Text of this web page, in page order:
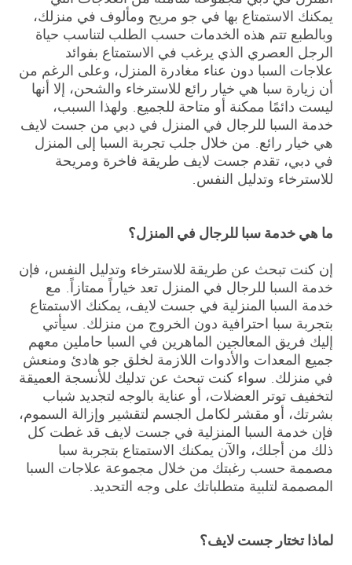
يمكنك الاستمتاع بها في جو مريح ومألوف في منزلك،
وبالطبع تتم هذه الخدمات حسب الطلب لتناسب حياة
الرجل العصري الذي يرغب في الاستمتاع بفوائد
علاجات السبا دون عناء مغادرة المنزل، وعلى الرغم من
أن زيارة سبا هي خيار رائع للاسترخاء والشحن، إلا أنها
ليست دائمًا ممكنة أو متاحة للجميع. ولهذا السبب،
خدمة السبا للرجال في المنزل في دبي من جست لايف
هي خيار رائع. من خلال جلب تجربة السبا إلى المنزل
في دبي، تقدم جست لايف طريقة فاخرة ومريحة
للاسترخاء وتدليل النفس.
ما هي خدمة سبا للرجال في المنزل؟
إن كنت تبحث عن طريقة للاسترخاء وتدليل النفس، فإن
خدمة السبا للرجال في المنزل تعد خياراً ممتازاً. مع
خدمة السبا المنزلية في جست لايف، يمكنك الاستمتاع
بتجربة سبا احترافية دون الخروج من منزلك. سيأتي
إليك فريق المعالجين الماهرين في السبا حاملين معهم
جميع المعدات والأدوات اللازمة لخلق جو هادئ ومنعش
في منزلك. سواء كنت تبحث عن تدليك للأنسجة العميقة
لتخفيف توتر العضلات، أو عناية بالوجه لتجديد شباب
بشرتك، أو مقشر لكامل الجسم لتقشير وإزالة السموم،
فإن خدمة السبا المنزلية في جست لايف قد غطت كل
ذلك من أجلك، والآن يمكنك الاستمتاع بتجربة سبا
مصممة حسب رغبتك من خلال مجموعة علاجات السبا
المصممة لتلبية متطلباتك على وجه التحديد.
لماذا تختار جست لايف؟